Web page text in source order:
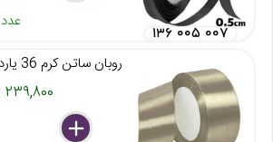
عدد
۱۳۶ ۰۰۵ ۰۰۷
روبان ساتن کرم 36 یارد عرض 4 سانت
۲۳۹,۸۰۰ تومان
delete
remove
add